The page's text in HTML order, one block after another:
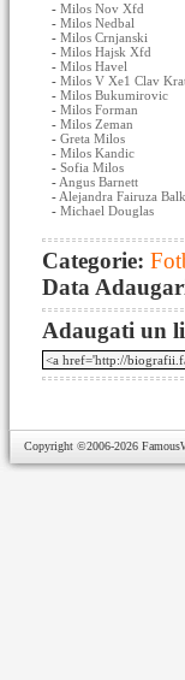
- Milos Nov Xfd
- Milos Nedbal
- Milos Crnjanski
- Milos Hajsk Xfd
- Milos Havel
- Milos V Xe1 Clav
- Milos Bukumirovic
- Milos Forman
- Milos Zeman
- Greta Milos
- Milos Kandic
- Sofia Milos
- Angus Barnett
- Alejandra Fairuza Balk
- Michael Douglas
Categorie:
Data
Adaugati un
Copyright ©2006-2026